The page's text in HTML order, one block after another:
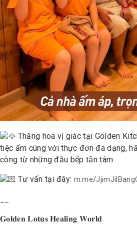
Thăng hoa vị giác tại Golden
tiệc ấm cúng với thực đơn đa dạng,
công từ những đầu bếp tận tâm
Tư vấn tại đây: m.me/
𝐆𝐨𝐥𝐝𝐞𝐧 𝐋𝐨𝐭𝐮𝐬 𝐇𝐞𝐚𝐥𝐢𝐧𝐠 𝐖𝐨𝐫𝐥𝐝